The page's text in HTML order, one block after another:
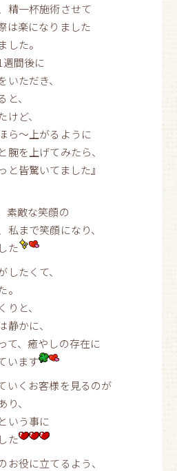
精一杯施術させて
は楽になりました
した。
間後に
ただき、
、
けど、
ら〜上がるように
腕を上げてみたら、
と皆驚いてました』
素敵な笑顔の
私まで笑顔になり、
た
たくて、
。
と、
かに、
て、癒やしの存在に
います
いくお客様を見るのが
、
いう事に
た
役に立てるよう、